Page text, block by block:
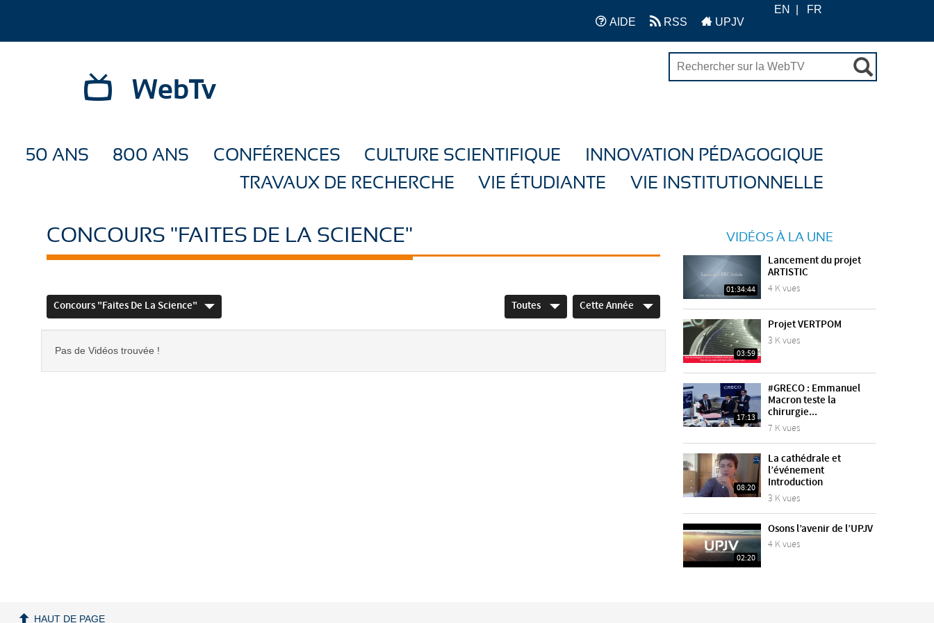
AIDE RSS UPJV
EN FR
WebTv
50 ANS 800 ANS CONFÉRENCES CULTURE SCIENTIFIQUE
INNOVATION PÉDAGOGIQUE
TRAVAUX DE RECHERCHE
VIE ÉTUDIANTE VIE INSTITUTIONNELLE
CONCOURS "FAITES DE LA SCIENCE"
Concours "Faites De La Science" Toutes Cette Année
Pas de Vidéos trouvée !
VIDÉOS À LA UNE
01:34:44
Lancement du projet
ARTISTIC
4 K vues
03:59
Projet VERTPOM
3 K vues
17:13
#GRECO : Emmanuel
Macron teste la
chirurgie...
7 K vues
08:20
La cathédrale et
l’événement
Introduction
3 K vues
02:20
Osons l’avenir de l’UPJV
4 K vues
HAUT DE PAGE